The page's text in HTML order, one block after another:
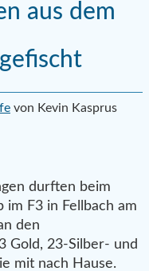
aus dem
von Kevin Kasprus
durften beim
F3 in Fellbach am
den
Gold, 23-Silber- und
mit nach Hause.